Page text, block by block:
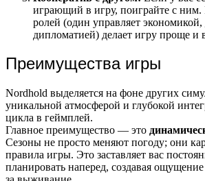
играющий в игру, поиграйте с ним.
ролей (один управляет
дипломатией) делает игру проще и
Преимущества игры
Nordhold выделяется на фоне других
уникальной атмосферой и глубокой
цикла в геймплей.
Главное преимущество — это
Сезоны не просто меняют погоду; они
правила игры. Это заставляет вас
планировать наперед, создавая